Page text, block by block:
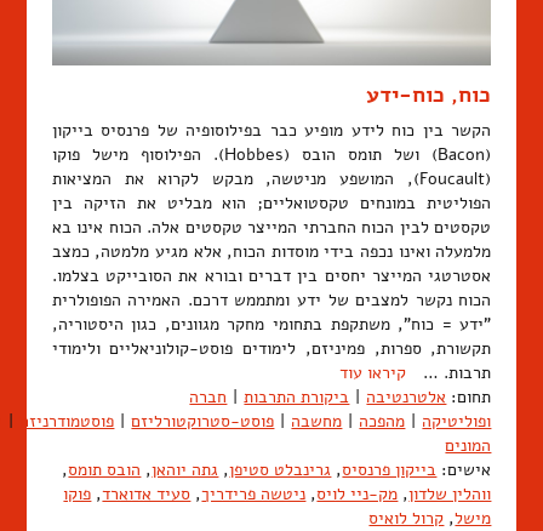
כוח, כוח-ידע
הקשר בין כוח לידע מופיע כבר בפילוסופיה של פרנסיס בייקון
(Bacon) ושל תומס הובס (Hobbes). הפילוסוף מישל פוקו
(Foucault), המושפע מניטשה, מבקש לקרוא את המציאות
הפוליטית במונחים טקסטואליים; הוא מבליט את הזיקה בין
טקסטים לבין הכוח החברתי המייצר טקסטים אלה. הכוח אינו בא
מלמעלה ואינו נכפה בידי מוסדות הכוח, אלא מגיע מלמטה, כמצב
אסטרטגי המייצר יחסים בין דברים ובורא את הסובייקט בצלמו.
הכוח נקשר למצבים של ידע ומתממש דרכם. האמירה הפופולרית
"ידע = כוח", משתקפת בתחומי מחקר מגוונים, כגון היסטוריה,
תקשורת, ספרות, פמיניזם, לימודים פוסט-קולוניאליים ולימודי
תרבות. … קיראו עוד
תחום: אלטרנטיבה | ביקורת התרבות | חברה
ופוליטיקה | מהפכה | מחשבה | פוסט-סטרוקטורליזם | פוסטמודרניזם |
המונים
אישים: בייקון פרנסיס, גרינבלט סטיפן, גתה יוהאן, הובס תומס,
ווהלין שלדון, מק-ניי לויס, ניטשה פרידריך, סעיד אדוארד, פוקו
מישל, קרול לואיס